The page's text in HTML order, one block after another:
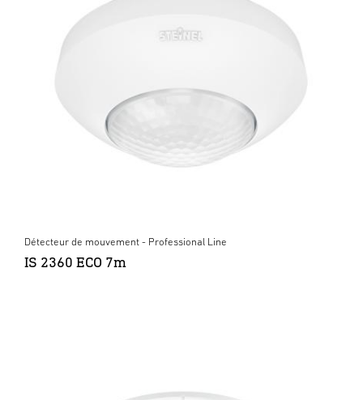
Détecteur de mouvement - Professional Line
IS 2360 ECO 7m